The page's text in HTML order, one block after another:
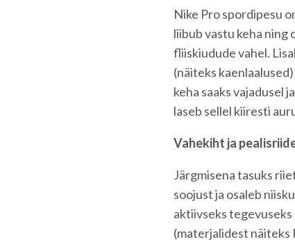
Nike Pro spordipesu
liibub vastu keha ning
fliiskiudude vahel.
(näiteks
keha saaks vajadusel
laseb sellel kiiresti
Vahekiht ja
Järgmisena tasuks
soojust ja osaleb
aktiivseks tegevuseks
(materjalidest näiteks